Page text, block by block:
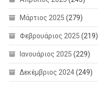
Μάρτιος 2025 (279)
Φεβρουάριος 2025 (219)
Ιανουάριος 2025 (229)
Δεκέμβριος 2024(249)